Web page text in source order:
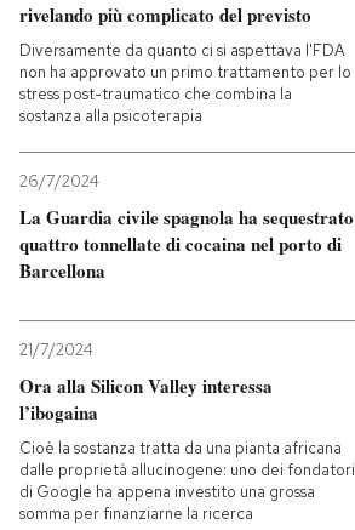
rivelando più complicato del previsto
Diversamente da quanto ci si aspettava l'FDA
non ha approvato un primo trattamento per lo
stress post-traumatico che combina la
sostanza alla psicoterapia
26/7/2024
La Guardia civile spagnola ha sequestrato
quattro tonnellate di cocaina nel porto di
Barcellona
21/7/2024
Ora alla Silicon Valley interessa
l’ibogaina
Cioè la sostanza tratta da una pianta africana
dalle proprietà allucinogene: uno dei fondatori
di Google ha appena investito una grossa
somma per finanziarne la ricerca